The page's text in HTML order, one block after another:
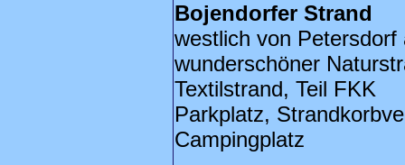
Bojendorfer Strand
westlich von
wunderschöner
Textilstrand, Teil FKK
Parkplatz,
Campingplatz